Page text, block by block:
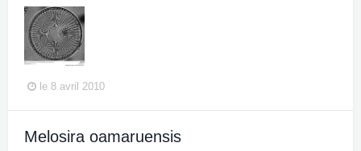
le 8 avril 2010
Melosira oamaruensis